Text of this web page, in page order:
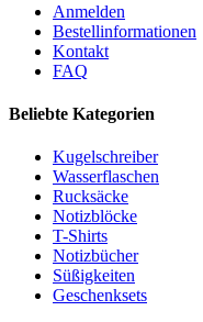
Anmelden
Bestellinformationen
Kontakt
FAQ
Beliebte Kategorien
Kugelschreiber
Wasserflaschen
Rucksäcke
Notizblöcke
T-Shirts
Notizbücher
Süßigkeiten
Geschenksets